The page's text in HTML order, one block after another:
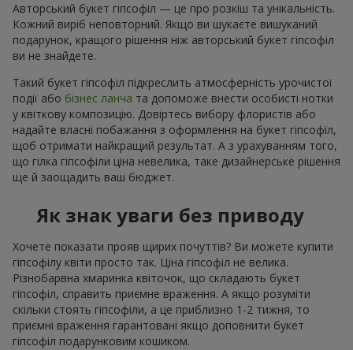
Авторський букет гіпсофіл — це про розкіш та унікальність.
Кожний виріб неповторний. Якщо ви шукаєте вишуканий
подарунок, кращого рішення ніж авторський букет гіпсофіл
ви не знайдете.
Такий букет гіпсофіл підкреслить атмосферність урочистої
події або бізнес ланча та допоможе внести особисті нотки
у квіткову композицію. Довіртесь вибору флористів або
надайте власні побажання з оформлення на букет гіпсофіл,
щоб отримати найкращий результат. А з урахуванням того,
що гілка гіпсофіли ціна невелика, таке дизайнерське рішення
ще й заощадить ваш бюджет.
Як знак уваги без приводу
Хочете показати прояв щирих почуттів? Ви можете купити
гіпсофілу квіти просто так. Ціна гіпсофіл не велика.
Різнобарвна хмаринка квіточок, що складають букет
гіпсофіл, справить приємне враження. А якщо розуміти
скільки стоять гіпсофіли, а це приблизно 1-2 тижня, то
приємні враження гарантовані якщо доповнити букет
гіпсофіл подарунковим кошиком.